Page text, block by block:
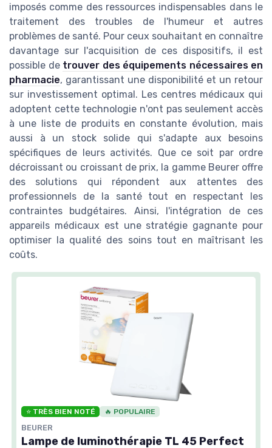
imposés comme des ressources indispensables dans le
traitement des troubles de l'humeur et autres
problèmes de santé. Pour ceux souhaitant en connaître
davantage sur l'acquisition de ces dispositifs, il est
possible de trouver des équipements nécessaires en
pharmacie, garantissant une disponibilité et un retour
sur investissement optimal. Les centres médicaux qui
adoptent cette technologie n'ont pas seulement accès
à une liste de produits en constante évolution, mais
aussi à un stock solide qui s'adapte aux besoins
spécifiques de leurs activités. Que ce soit par ordre
décroissant ou croissant de prix, la gamme Beurer offre
des solutions qui répondent aux attentes des
professionnels de la santé tout en respectant les
contraintes budgétaires. Ainsi, l'intégration de ces
appareils médicaux est une stratégie gagnante pour
optimiser la qualité des soins tout en maîtrisant les
coûts.
⭐ TRÈS BIEN NOTÉ 🔥 POPULAIRE
BEURER
Lampe de luminothérapie TL 45 Perfect